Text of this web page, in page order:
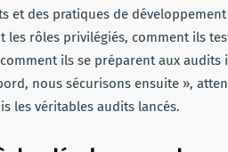
et des pratiques de développement
rôles privilégiés, comment ils
ils se préparent aux audits
nous sécurisons ensuite »,
les véritables audits lancés.